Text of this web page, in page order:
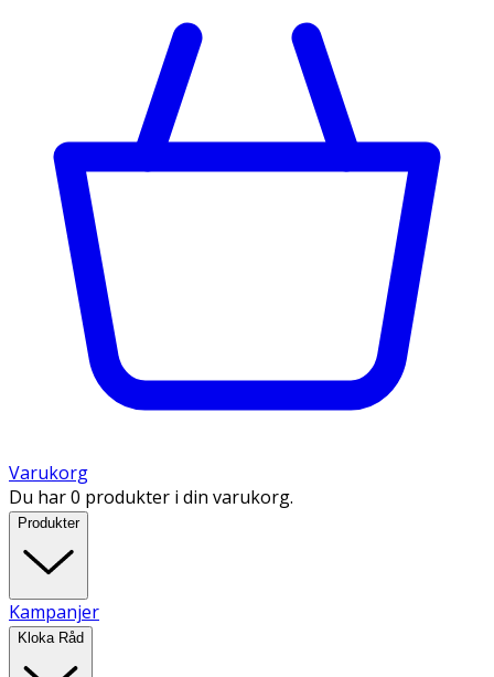
Varukorg
Du har 0 produkter i din varukorg.
Produkter
Kampanjer
Kloka Råd